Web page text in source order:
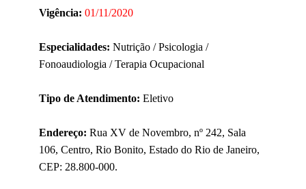
Vigência: 01/11/2020
Especialidades: Nutrição / Psicologia /
Fonoaudiologia / Terapia Ocupacional
Tipo de Atendimento: Eletivo
Endereço: Rua XV de Novembro, nº 242, Sala
106, Centro, Rio Bonito, Estado do Rio de Janeiro,
CEP: 28.800-000.